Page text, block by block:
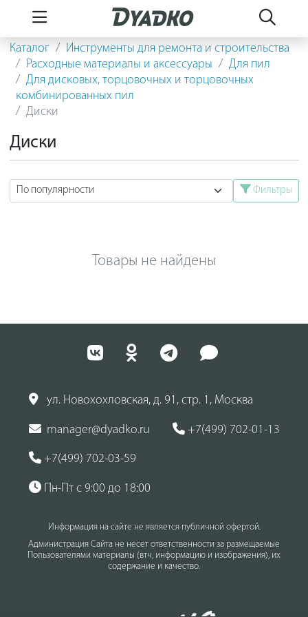
Каталог
Инструменты для ремонта и строительства
Расходные материалы и аксессуары
Для пил
Для дисковых, торцовочных и торцовочных
комбинированных пил
Диски
Диски
Фильтры
Товары не найдены
ул. Новохохловская, д. 91, стр. 1, Москва
manager@dyadko.ru +7(499) 702-01-13
+7(499) 702-03-59
Пн-Пт с 9:00 до 18:00
Информация на сайте не является публичной офертой.
Администрация Сайта не несет ответственности за размещаемые
Пользователями материалы (втч, информацию и изображения), их
содержание и качество.